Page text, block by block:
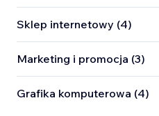
Sklep internetowy (4)
Marketing i promocja (3)
Grafika komputerowa (4)